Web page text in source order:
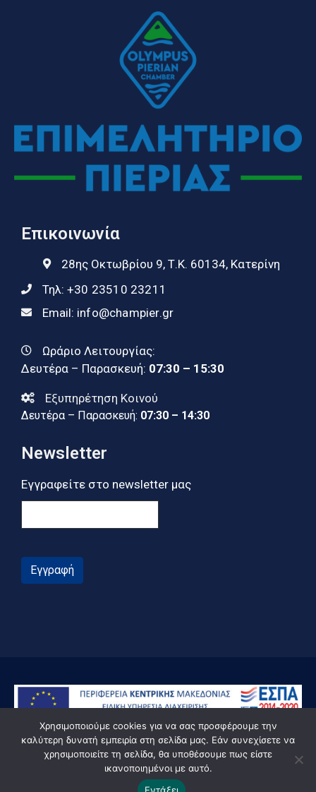
Επικοινωνία
28ης Οκτωβρίου 9, Τ.Κ. 60134, Κατερίνη
Τηλ: +30 23510 23211
Email: info@champier.gr
Ωράριο Λειτουργίας:
Δευτέρα – Παρασκευή: 07:30 – 15:30
Εξυπηρέτηση Κοινού
Δευτέρα – Παρασκευή: 07:30 – 14:30
Newsletter
Εγγραφείτε στο newsletter μας
Εγγραφή
© Powered by Knowledge AE
Χρησιμοποιούμε cookies για να σας προσφέρουμε την
καλύτερη δυνατή εμπειρία στη σελίδα μας. Εάν συνεχίσετε να
χρησιμοποιείτε τη σελίδα, θα υποθέσουμε πως είστε
ικανοποιημένοι με αυτό.
Εντάξει